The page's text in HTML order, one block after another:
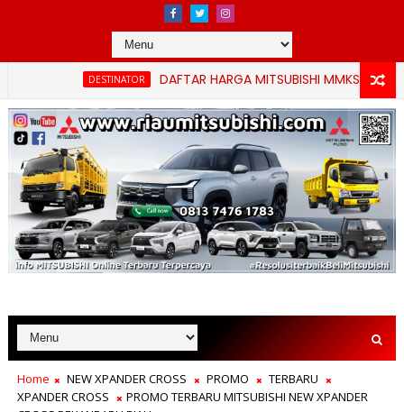
DESTINATOR DAFTAR HARGA MITSUBISHI MMKSI TERBARU
Home NEW XPANDER CROSS PROMO
TERBARU
XPANDER CROSS
PROMO TERBARU MITSUBISHI NEW XPANDER